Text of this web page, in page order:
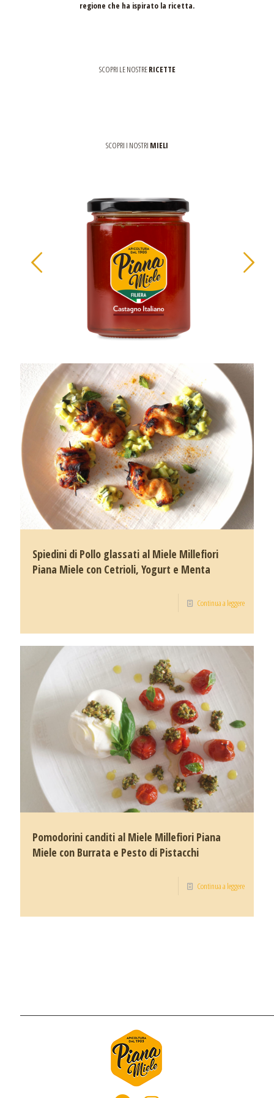
regione che ha ispirato la ricetta.
SCOPRI LE NOSTRERICETTE
SCOPRI I NOSTRI MIELI
Spiedini di Pollo glassati al Miele Millefiori
Piana Miele con Cetrioli, Yogurt e Menta
Continua a leggere
Pomodorini canditi al Miele Millefiori Piana
Miele con Burrata e Pesto di Pistacchi
Continua a leggere